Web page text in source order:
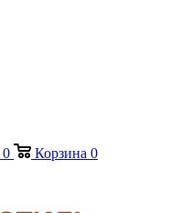
0 Корзина 0